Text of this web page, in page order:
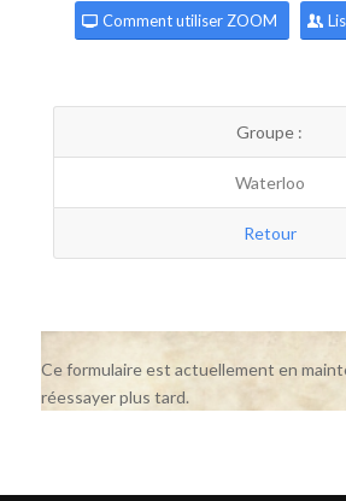
Comment utiliser ZOOM
Groupe :
Waterloo
Retour
Ce formulaire est actuellement en
réessayer plus tard.